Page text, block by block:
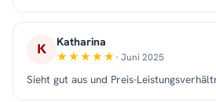
K Katharina
· Juni 2025
Sieht gut aus und Preis-